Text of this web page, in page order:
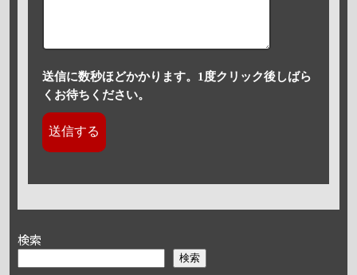
送信に数秒ほどかかります。1度クリック後しばら
くお待ちください。
検索
検索